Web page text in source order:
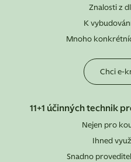
Znalosti z
K
Mnoho
Chci e-
11+1 účinných technik
Nejen pro
Ihned
Snadno